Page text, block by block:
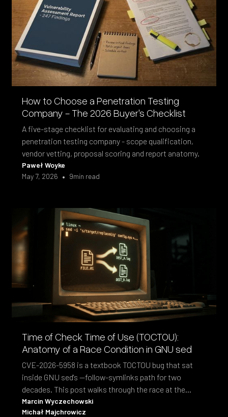
How to Choose a Penetration Testing
Company - The 2026 Buyer's Checklist
A five-stage checklist for evaluating and choosing a
penetration testing company - scope qualification,
vendor vetting, proposal scoring and report anatomy.
Paweł Woyke
May 7, 2026 • 9min read
Time of Check Time of Use (TOCTOU):
Anatomy of a Race Condition in GNU sed
CVE-2026-5958 is a textbook TOCTOU bug that sat
inside GNU sed's --follow-symlinks path for two
decades. This post walks through the race at the
syscall level and the fix shipped in sed 4.10.
Marcin Wyczechowski
Michał Majchrowicz